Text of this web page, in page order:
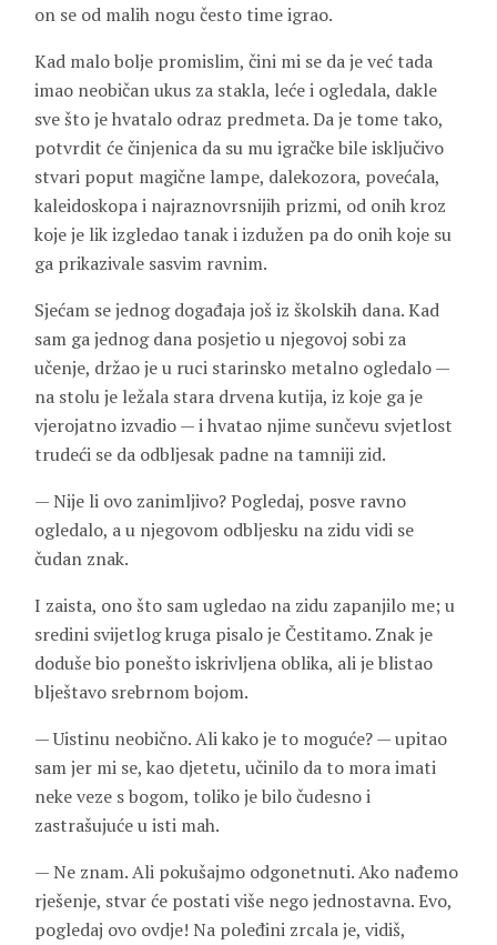
on se od malih nogu često time igrao.
Kad malo bolje promislim, čini mi se da je već tada
imao neobičan ukus za stakla, leće i ogledala, dakle
sve što je hvatalo odraz predmeta. Da je tome tako,
potvrdit će činjenica da su mu igračke bile isključivo
stvari poput magične lampe, dalekozora, povećala,
kaleidoskopa i najraznovrsnijih prizmi, od onih kroz
koje je lik izgledao tanak i izdužen pa do onih koje su
ga prikazivale sasvim ravnim.
Sjećam se jednog događaja još iz školskih dana. Kad
sam ga jednog dana posjetio u njegovoj sobi za
učenje, držao je u ruci starinsko metalno ogledalo —
na stolu je ležala stara drvena kutija, iz koje ga je
vjerojatno izvadio — i hvatao njime sunčevu svjetlost
trudeći se da odbljesak padne na tamniji zid.
— Nije li ovo zanimljivo? Pogledaj, posve ravno
ogledalo, a u njegovom odbljesku na zidu vidi se
čudan znak.
I zaista, ono što sam ugledao na zidu zapanjilo me; u
sredini svijetlog kruga pisalo je Čestitamo. Znak je
doduše bio ponešto iskrivljena oblika, ali je blistao
blještavo srebrnom bojom.
— Uistinu neobično. Ali kako je to moguće? — upitao
sam jer mi se, kao djetetu, učinilo da to mora imati
neke veze s bogom, toliko je bilo čudesno i
zastrašujuće u isti mah.
— Ne znam. Ali pokušajmo odgonetnuti. Ako nađemo
rješenje, stvar će postati više nego jednostavna. Evo,
pogledaj ovo ovdje! Na poleđini zrcala je, vidiš,